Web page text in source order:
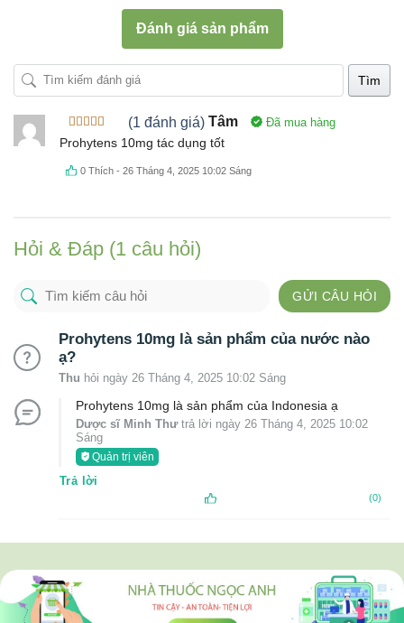
Đánh giá sản phẩm
Tìm
Được xếp
hạng55
sao
(1 đánh giá) Tâm Đã mua hàng
Prohytens 10mg tác dụng tốt
0 Thích -26 Tháng 4, 2025 10:02 Sáng
Hỏi & Đáp (1 câu hỏi)
GỬI CÂU HỎI
Prohytens 10mg là sản phẩm của nước nào
ạ?
Thu hỏi ngày 26 Tháng 4, 2025 10:02 Sáng
Prohytens 10mg là sản phẩm của Indonesia ạ
Dược sĩ Minh Thưtrả lời ngày 26 Tháng 4, 2025 10:02
Sáng
Quản trị viên
Trả lời
(0)